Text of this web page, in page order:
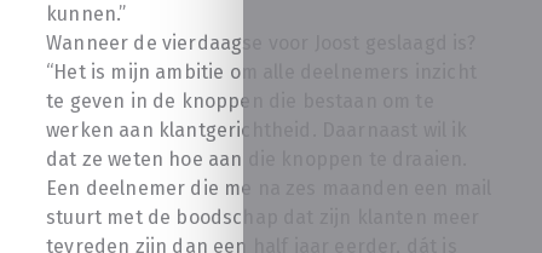
kunnen.”
Wanneer de vierdaagse voor Joost geslaagd is?
“Het is mijn ambitie om alle deelnemers inzicht
te geven in de knoppen die bestaan om te
werken aan klantgerichtheid. Daarnaast wil ik
dat ze weten hoe aan die knoppen te draaien.
Een deelnemer die me na zes maanden een mail
stuurt met de boodschap dat zijn klanten meer
tevreden zijn dan een half jaar eerder, dát is